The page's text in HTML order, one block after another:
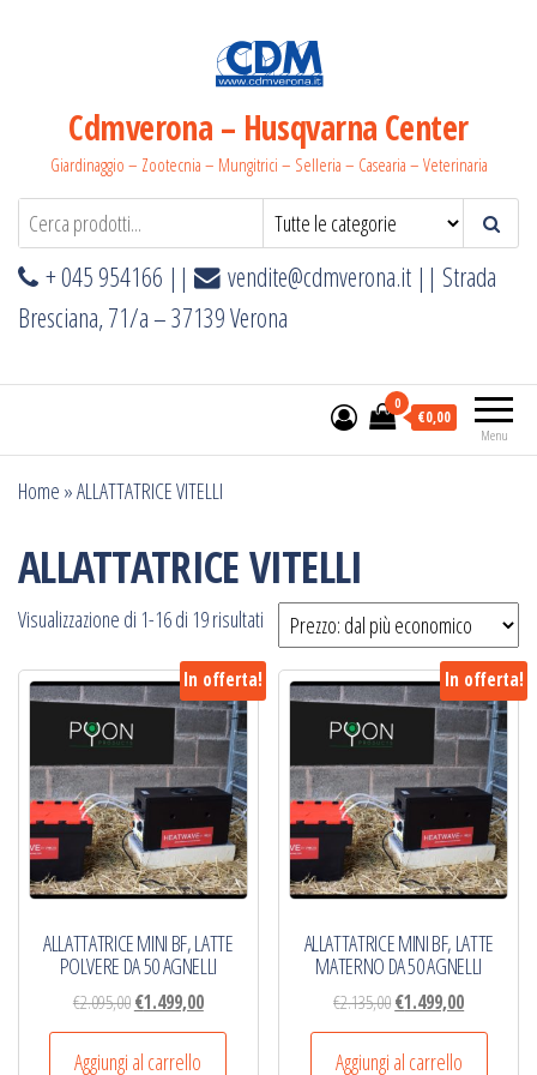
Cdmverona – Husqvarna Center
Giardinaggio – Zootecnia – Mungitrici – Selleria – Casearia – Veterinaria
+ 045 954166 || vendite@cdmverona.it || Strada
Bresciana, 71/a – 37139 Verona
Menu
0
€0,00
Home »ALLATTATRICE VITELLI
ALLATTATRICE VITELLI
Visualizzazione di 1-16 di 19 risultati Prezzo:
dal
economico
In offerta!
ALLATTATRICE MINI BF, LATTE
POLVERE DA 50 AGNELLI
€2.095,00Il
prezzo
originale
€1.499,00Il
prezzo
Aggiungi al carrello
In offerta!
ALLATTATRICE MINI BF, LATTE
MATERNO DA 50 AGNELLI
€2.135,00Il
prezzo
originale
€1.499,00Il
prezzo
Aggiungi al carrello